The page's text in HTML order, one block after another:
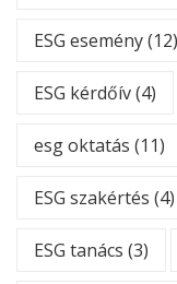
ESG esemény(12)
ESG kérdőív(4)
esg oktatás (11)
ESG szakértés (4)
ESG tanács (3)